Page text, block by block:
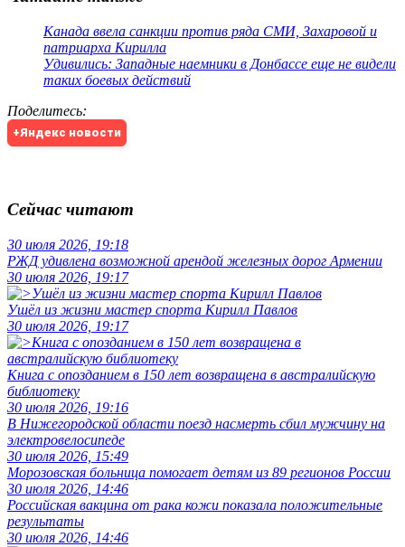
Канада ввела санкции против ряда СМИ, Захаровой и
патриарха Кирилла
Удивились: Западные наемники в Донбассе еще не видели
таких боевых действий
Поделитесь:
+Яндекс новости
Сейчас читают
30 июля 2026, 19:18
РЖД удивлена возможной арендой железных дорог Армении
30 июля 2026, 19:17
Ушёл из жизни мастер спорта Кирилл Павлов
30 июля 2026, 19:17
Книга с опозданием в 150 лет возвращена в австралийскую
библиотеку
30 июля 2026, 19:16
В Нижегородской области поезд насмерть сбил мужчину на
электровелосипеде
30 июля 2026, 15:49
Морозовская больница помогает детям из 89 регионов России
30 июля 2026, 14:46
Российская вакцина от рака кожи показала положительные
результаты
30 июля 2026, 14:46